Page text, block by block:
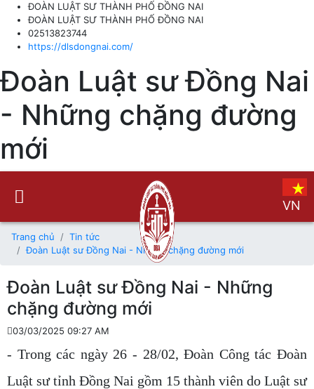
ĐOÀN LUẬT SƯ THÀNH PHỐ ĐỒNG NAI
ĐOÀN LUẬT SƯ THÀNH PHỐ ĐỒNG NAI
02513823744
https://dlsdongnai.com/
Đoàn Luật sư Đồng Nai
- Những chặng đường
mới
VN
Trang chủ
Tin tức
Đoàn Luật sư Đồng Nai - Những chặng đường mới
Đoàn Luật sư Đồng Nai - Những
chặng đường mới
03/03/2025 09:27 AM
- Trong các ngày 26 - 28/02, Đoàn Công tác Đoàn
Luật sư tỉnh Đồng Nai gồm 15 thành viên do Luật sư